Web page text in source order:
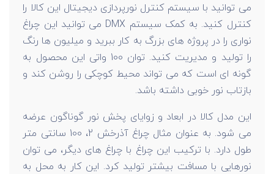
می توانید با سیستم کنترل نورپردازی دیجیتال این کالا را
کنترل کنید. به کمک سیستم DMX می توانید این چراغ
نواری را در پروژه های بزرگ به کار ببرید و میلیون ها رنگ
را تولید و مدیریت کنید. توان 100 واتی این محصول به
گونه ای است که می تواند محیط کوچکی را روشن کند و
بازتاب نور خوبی داشته باشد.
این مدل کالا در ابعاد و زوایای پخش نور گوناگون عرضه
می شود. به عنوان مثال چراغ آذرخش 2، 100 سانتی متر
طول دارد. با ترکیب این چراغ با چراغ های دیگر، می توان
نورهایی با مسافت بیشتر تولید کرد. این کار به محل به